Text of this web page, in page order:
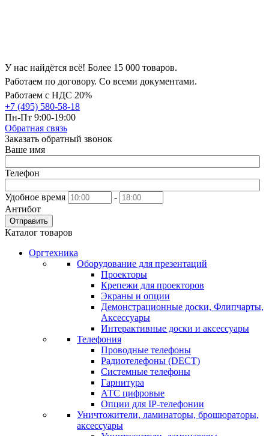
У нас найдётся всё! Более 15 000 товаров.
Работаем по договору. Со всеми документами.
Работаем с НДС 20%
+7 (495) 580-58-18
Пн-Пт 9:00-19:00
Обратная связь
Заказать обратный звонок
Ваше имя
Телефон
Удобное время
-
Антибот
Отправить
Каталог товаров
Оргтехника
Оборудование для презентаций
Проекторы
Крепежи для проекторов
Экраны и опции
Демонстрационные доски, Флипчарты,
Аксессуары
Интерактивные доски и аксессуары
Телефония
Проводные телефоны
Радиотелефоны (DECT)
Системные телефоны
Гарнитура
АТС цифровые
Опции для IP-телефонии
Уничтожители, ламинаторы, брошюраторы,
аксессуары